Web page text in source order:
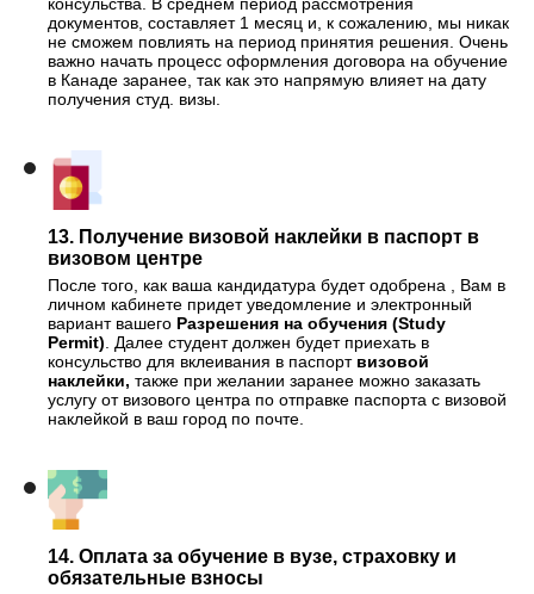
консульства. В среднем период рассмотрения
документов, составляет 1 месяц и, к сожалению, мы никак
не сможем повлиять на период принятия решения. Очень
важно начать процесс оформления договора на обучение
в Канаде заранее, так как это напрямую влияет на дату
получения студ. визы.
13. Получение визовой наклейки в паспорт в
визовом центре
После того, как ваша кандидатура будет одобрена , Вам в
личном кабинете придет уведомление и электронный
вариант вашего Разрешения на обучения (Study
Permit). Далее студент должен будет приехать в
консульство для вклеивания в паспорт визовой
наклейки, также при желании заранее можно заказать
услугу от визового центра по отправке паспорта с визовой
наклейкой в ваш город по почте.
14. Оплата за обучение в вузе, страховку и
обязательные взносы